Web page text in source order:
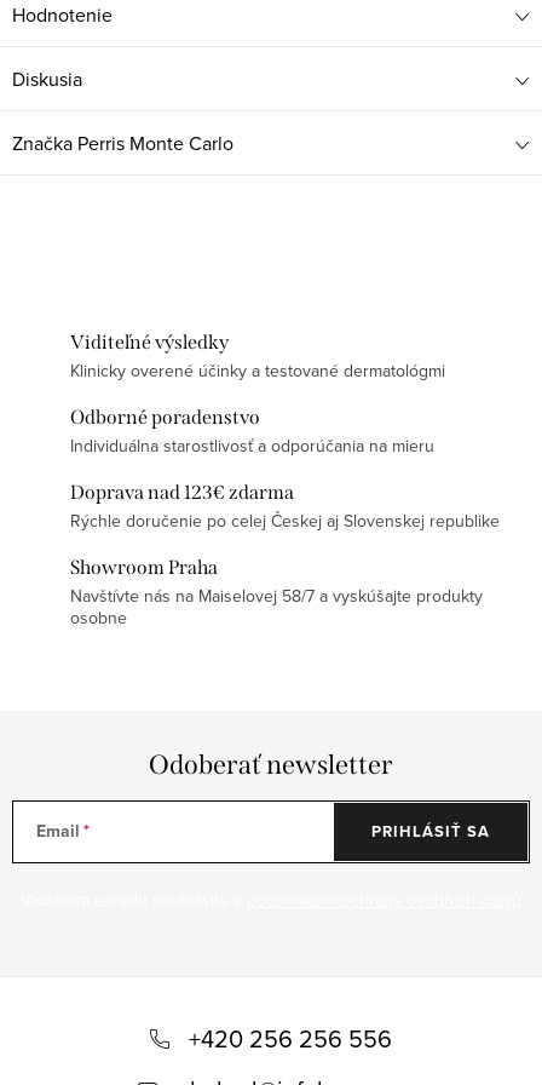
Hodnotenie
Diskusia
Značka Perris Monte Carlo
Viditeľné výsledky
Klinicky overené účinky a testované dermatológmi
Odborné poradenstvo
Individuálna starostlivosť a odporúčania na mieru
Doprava nad 123€ zdarma
Rýchle doručenie po celej Českej aj Slovenskej republike
Showroom Praha
Navštívte nás na Maiselovej 58/7 a vyskúšajte produkty
osobne
Odoberať newsletter
Email PRIHLÁSIŤ SA
+420 256 256 556